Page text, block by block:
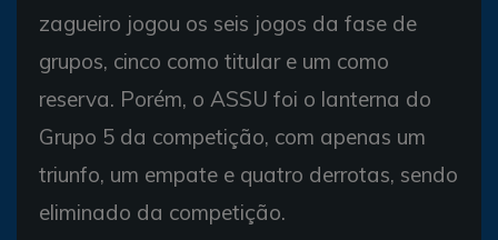
zagueiro jogou os seis jogos da fase de
grupos, cinco como titular e um como
reserva. Porém, o ASSU foi o lanterna do
Grupo 5 da competição, com apenas um
triunfo, um empate e quatro derrotas, sendo
eliminado da competição.